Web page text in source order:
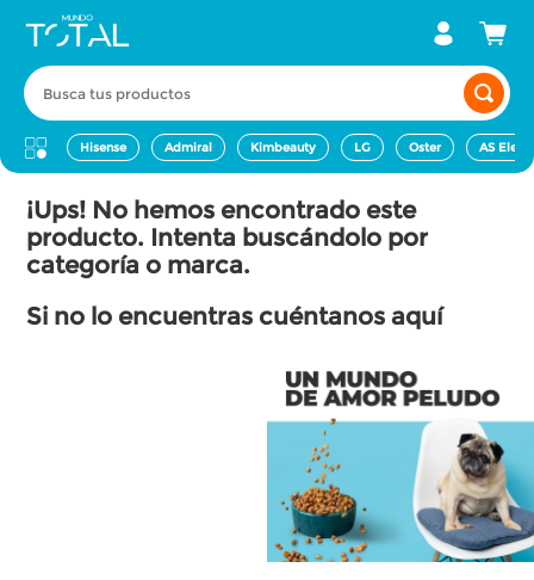
Busca tus productos
Hisense Admiral Kimbeauty LG Oster AS
¡Ups! No hemos encontrado este
producto. Intenta buscándolo por
categoría o marca.
Si no lo encuentras cuéntanos aquí